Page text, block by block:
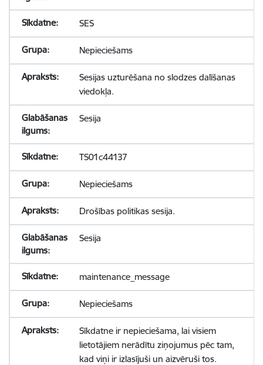
SES
Nepieciešams
Sesijas uzturēšana no slodzes dalīšanas
viedokļa.
Sesija
TS01c44137
Nepieciešams
Drošības politikas sesija.
Sesija
maintenance_message
Nepieciešams
Sīkdatne ir nepieciešama, lai visiem
lietotājiem nerādītu ziņojumus pēc tam,
kad viņi ir izlasījuši un aizvēruši tos.